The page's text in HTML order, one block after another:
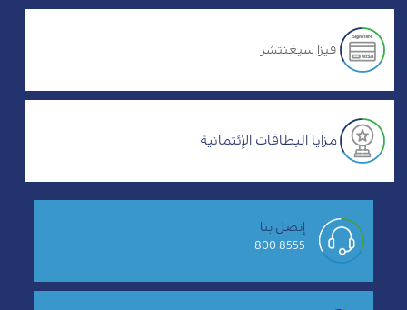
فيزا سيغنتشر
مزايا البطاقات الإئتمانية
إتصل بنا
8555 800